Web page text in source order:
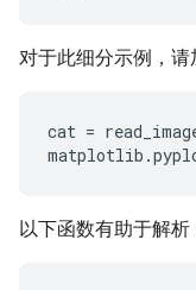
对于此细分示例，请
cat =
以下函数有助于解析